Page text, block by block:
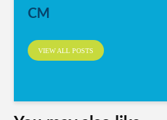
CM
VIEW ALL POSTS